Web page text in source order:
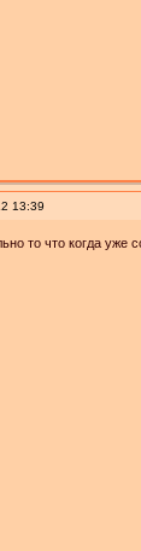
13:39
то что когда уже